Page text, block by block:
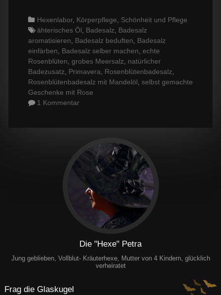
Categories
Hexenlabor, Körperpflege
Schönheit und Pflege
Tags
ähterisches Öl Badesalz
Badesalz
aromatisieren
Badesalz beduften
Badesalz
einfärben
Badesalz selber machen echte
Rosenblüten grobes Meersalz
natürlicher
Badezusatz
Primavera Rosenblütenbadesalz
Rosenblütenbadesalz mit Mandelöl selbst gemachte
Geschenke mit Rose
1 Kommentar
Die "Hexe" Petra
Jung geblieben, Vollblut- Kräuterhexe, Mutter von 4 Kindern, glücklich
verheiratet
Frag die Glaskugel